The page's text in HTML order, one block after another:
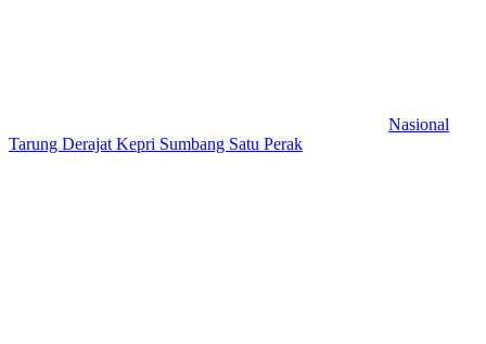
Nasional
Tarung Derajat Kepri Sumbang Satu Perak